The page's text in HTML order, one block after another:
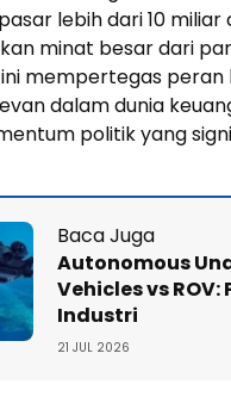
lebih dari 10 miliar
minat besar dari
mempertegas
dalam dunia
politik yang
Baca Juga
Autonomous
Vehicles vs
Industri
21 JUL 2026